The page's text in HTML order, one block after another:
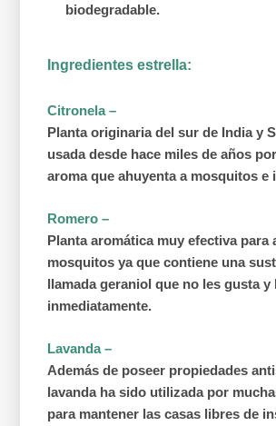
biodegradable.
Ingredientes estrella:
Citronela –
Planta originaria del sur de India y
usada desde hace miles de años
aroma que ahuyenta a mosquitos e
Romero –
Planta aromática muy efectiva para
mosquitos ya que contiene una
llamada geraniol que no les gusta y
inmediatamente.
Lavanda –
Además de poseer propiedades
lavanda ha sido utilizada por
para mantener las casas libres de